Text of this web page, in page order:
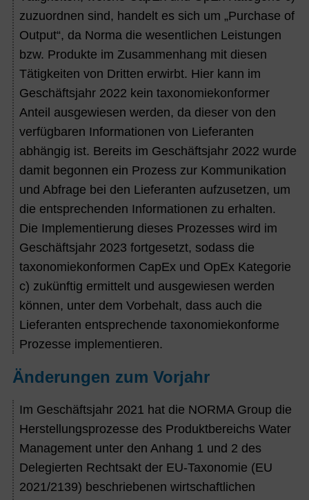
zuzuordnen sind, handelt es sich um „Purchase of
Output“, da Norma die wesentlichen Leistungen
bzw. Produkte im Zusammenhang mit diesen
Tätigkeiten von Dritten erwirbt. Hier kann im
Geschäftsjahr 2022 kein taxonomiekonformer
Anteil ausgewiesen werden, da dieser von den
verfügbaren Informationen von Lieferanten
abhängig ist. Bereits im Geschäftsjahr 2022 wurde
damit begonnen ein Prozess zur Kommunikation
und Abfrage bei den Lieferanten aufzusetzen, um
die entsprechenden Informationen zu erhalten.
Die Implementierung dieses Prozesses wird im
Geschäftsjahr 2023 fortgesetzt, sodass die
taxonomiekonformen CapEx und OpEx Kategorie
c) zukünftig ermittelt und ausgewiesen werden
können, unter dem Vorbehalt, dass auch die
Lieferanten entsprechende taxonomiekonforme
Prozesse implementieren.
Änderungen zum Vorjahr
Im Geschäftsjahr 2021 hat die NORMA Group die
Herstellungsprozesse des Produktbereichs Water
Management unter den Anhang 1 und 2 des
Delegierten Rechtsakt der EU-Taxonomie (EU
2021/2139) beschriebenen wirtschaftlichen